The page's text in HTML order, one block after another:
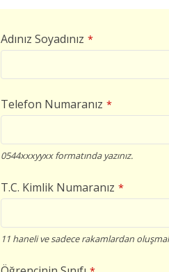
Adınız Soyadınız *
Telefon Numaranız *
0544xxxyyxx formatında yazınız.
T.C. Kimlik Numaranız *
11 haneli ve sadece rakamlardan